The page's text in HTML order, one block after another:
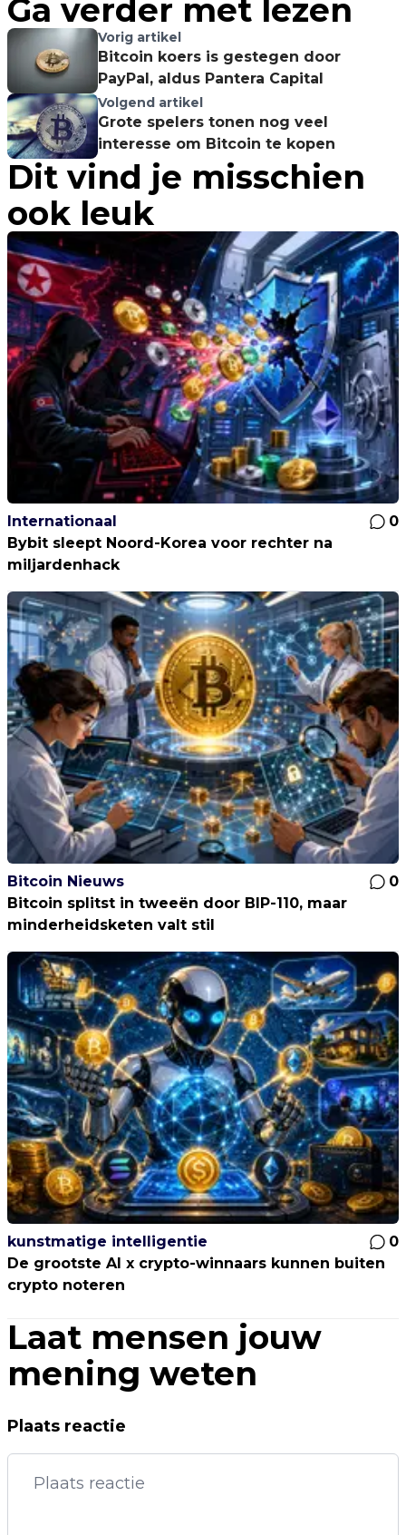
Ga verder met lezen
Vorig artikel
Bitcoin koers is gestegen door
PayPal, aldus Pantera Capital
Volgend artikel
Grote spelers tonen nog veel
interesse om Bitcoin te kopen
Dit vind je misschien
ook leuk
Internationaal
0
Bybit sleept Noord-Korea voor rechter na
miljardenhack
Bitcoin Nieuws
0
Bitcoin splitst in tweeën door BIP-110, maar
minderheidsketen valt stil
kunstmatige intelligentie
0
De grootste AI x crypto-winnaars kunnen buiten
crypto noteren
Laat mensen jouw
mening weten
Plaats reactie